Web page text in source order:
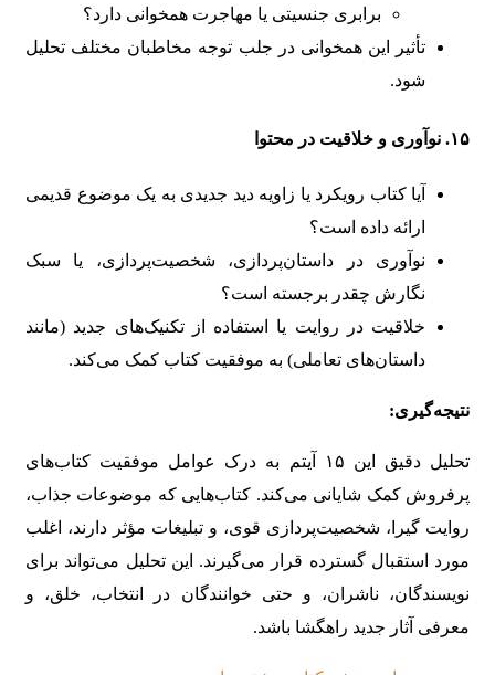
برابری جنسیتی یا مهاجرت همخوانی دارد؟
تأثیر این همخوانی در جلب توجه مخاطبان مختلف تحلیل
شود.
۱۵. نوآوری و خلاقیت در محتوا
آیا کتاب رویکرد یا زاویه دید جدیدی به یک موضوع قدیمی
ارائه داده است؟
نوآوری در داستان‌پردازی، شخصیت‌پردازی، یا سبک
نگارش چقدر برجسته است؟
خلاقیت در روایت یا استفاده از تکنیک‌های جدید (مانند
داستان‌های تعاملی) به موفقیت کتاب کمک می‌کند.
نتیجه‌گیری:
تحلیل دقیق این ۱۵ آیتم به درک عوامل موفقیت کتاب‌های
پرفروش کمک شایانی می‌کند. کتاب‌هایی که موضوعات جذاب،
روایت گیرا، شخصیت‌پردازی قوی، و تبلیغات مؤثر دارند، اغلب
مورد استقبال گسترده قرار می‌گیرند. این تحلیل می‌تواند برای
نویسندگان، ناشران، و حتی خوانندگان در انتخاب، خلق، و
معرفی آثار جدید راهگشا باشد.